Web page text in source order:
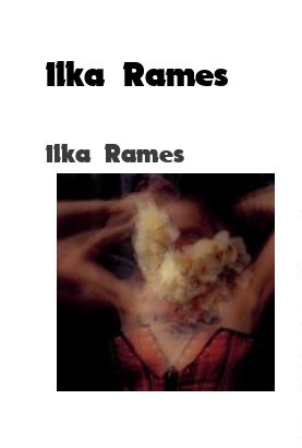
Ilka Rames
Ilka Rames